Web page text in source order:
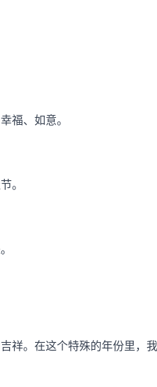
福、如意。
。
祥。在这个特殊的年份里，